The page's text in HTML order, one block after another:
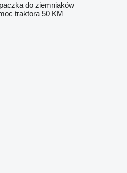
do ziemniaków
traktora 50 KM